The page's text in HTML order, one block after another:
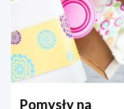
Pomysły na